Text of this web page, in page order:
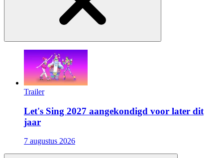
Trailer
Let's Sing 2027 aangekondigd voor later dit
jaar
7 augustus 2026